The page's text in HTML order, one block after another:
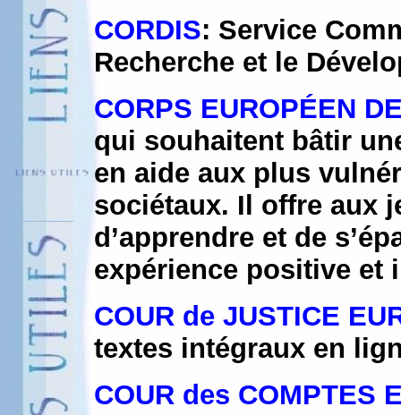
CORDIS: Service
Recherche et le
CORPS EUROPÉEN
qui souhaitent bâtir
en aide aux plus
sociétaux. Il offre aux
d’apprendre et de
expérience positive et
COUR de JUSTICE
textes intégraux en
COUR des COMPTES